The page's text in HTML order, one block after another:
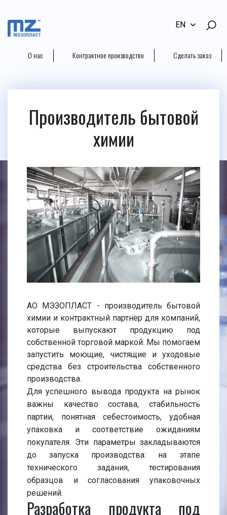
EN
О нас Контрактное производство Сделать заказ
Производитель бытовой
химии
АО МЭЗОПЛАСТ - производитель бытовой
химии и контрактный партнер для компаний,
которые выпускают продукцию под
собственной торговой маркой. Мы помогаем
запустить моющие, чистящие и уходовые
средства без строительства собственного
производства.
Для успешного вывода продукта на рынок
важны качество состава, стабильность
партии, понятная себестоимость, удобная
упаковка и соответствие ожиданиям
покупателя. Эти параметры закладываются
до запуска производства: на этапе
технического задания, тестирования
образцов и согласования упаковочных
решений.
Разработка продукта под